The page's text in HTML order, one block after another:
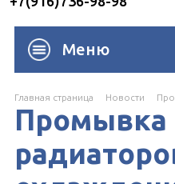
Меню
Главная страница Новости
Промывка